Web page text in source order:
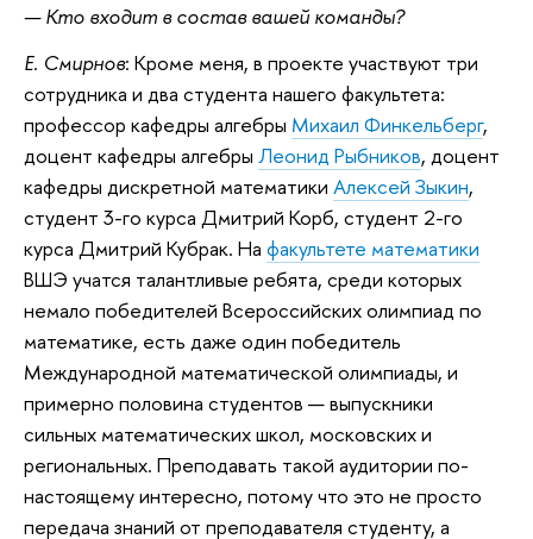
— Кто входит в состав вашей команды?
Е. Смирнов: Кроме меня, в проекте участвуют три
сотрудника и два студента нашего факультета:
профессор кафедры алгебры Михаил Финкельберг,
доцент кафедры алгебры Леонид Рыбников, доцент
кафедры дискретной математики Алексей Зыкин,
студент 3-го курса Дмитрий Корб, студент 2-го
курса Дмитрий Кубрак. На факультете математики
ВШЭ учатся талантливые ребята, среди которых
немало победителей Всероссийских олимпиад по
математике, есть даже один победитель
Международной математической олимпиады, и
примерно половина студентов — выпускники
сильных математических школ, московских и
региональных. Преподавать такой аудитории по-
настоящему интересно, потому что это не просто
передача знаний от преподавателя студенту, а